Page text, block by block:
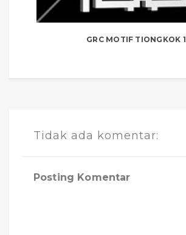
GRC MOTIF TIONGKOK 1
Tidak ada komentar:
Posting Komentar